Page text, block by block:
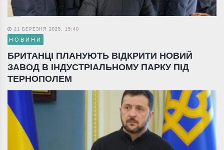
21 БЕРЕЗНЯ 2025, 15:40
НОВИНИ
БРИТАНЦІ ПЛАНУЮТЬ ВІДКРИТИ НОВИЙ
ЗАВОД В ІНДУСТРІАЛЬНОМУ ПАРКУ ПІД
ТЕРНОПОЛЕМ